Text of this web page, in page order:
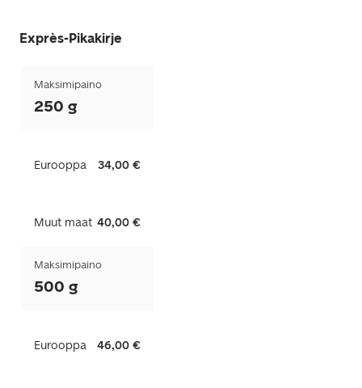
Exprès-Pikakirje
Maksimipaino
250 g
Eurooppa 34,00 €
Muut maat 40,00 €
Maksimipaino
500 g
Eurooppa 46,00 €